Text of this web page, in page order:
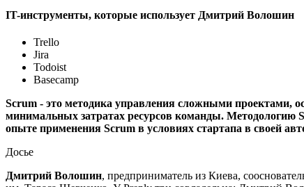
IT-инструменты, которые использует Дмитрий Волошин
Trello
Jira
Todoist
Basecamp
Scrum - это методика управления сложными проектами,
минимальных затратах ресурсов команды. Методологию
опыте применения Scrum в условиях стартапа в своей
Досье
Дмитрий Волошин, предприниматель из Киева,